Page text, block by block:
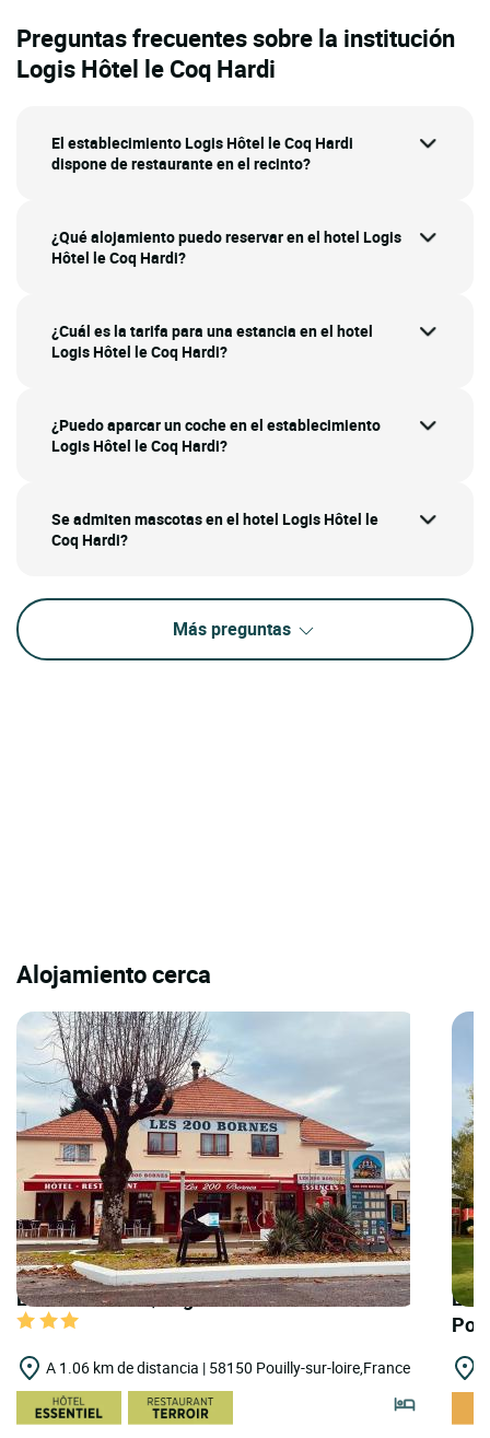
Preguntas frecuentes sobre la institución
Logis Hôtel le Coq Hardi
El establecimiento Logis Hôtel le Coq Hardi
dispone de restaurante en el recinto?
¿Qué alojamiento puedo reservar en el hotel Logis
Hôtel le Coq Hardi?
¿Cuál es la tarifa para una estancia en el hotel
Logis Hôtel le Coq Hardi?
¿Puedo aparcar un coche en el establecimiento
Logis Hôtel le Coq Hardi?
Se admiten mascotas en el hotel Logis Hôtel le
Coq Hardi?
Más preguntas
Alojamiento cerca
LOGIS HOTELS | Logis Hôtel 200 Bornes
A 1.06 km de distancia | 58150 Pouilly-sur-loire,France